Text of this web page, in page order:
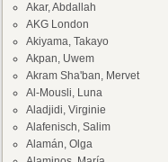
Akar, Abdallah
AKG London
Akiyama, Takayo
Akpan, Uwem
Akram Sha'ban, Mervet
Al-Mousli, Luna
Aladjidi, Virginie
Alafenisch, Salim
Alamán, Olga